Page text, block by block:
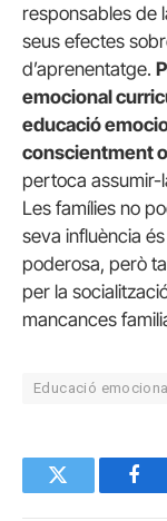
responsables de
seus efectes
d’aprenentatge.
emocional
educació
conscientment
pertoca assumir-
Les famílies no
seva influència
poderosa, però
per la
mancances
Educació emocional
Twitter